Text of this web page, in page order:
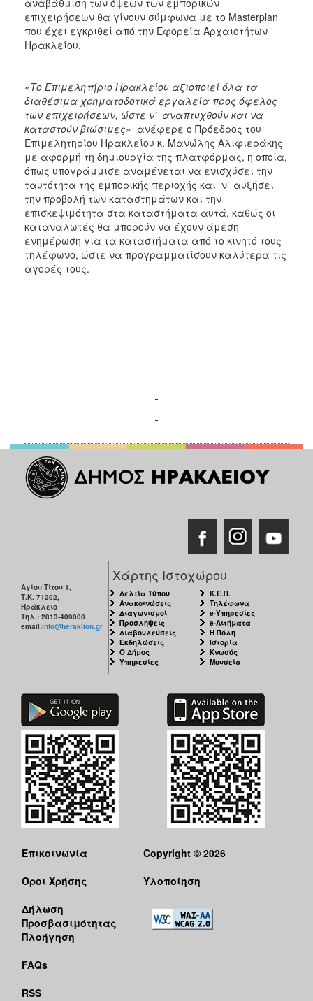
επιχειρήσεων θα γίνουν σύμφωνα με το Masterplan
που έχει εγκριθεί από την Εφορεία Αρχαιοτήτων
Ηρακλείου.
«Το Επιμελητήριο Ηρακλείου αξιοποιεί όλα τα
διαθέσιμα χρηματοδοτικά εργαλεία προς όφελος
των επιχειρήσεων, ώστε ν’ αναπτυχθούν και να
καταστούν βιώσιμες» ανέφερε ο Πρόεδρος του
Επιμελητηρίου Ηρακλείου κ. Μανώλης Αλιφιεράκης
με αφορμή τη δημιουργία της πλατφόρμας, η οποία,
όπως υπογράμμισε αναμένεται να ενισχύσει την
ταυτότητα της εμπορικής περιοχής και ν΄ αυξήσει
την προβολή των καταστημάτων και την
επισκεψιμότητα στα καταστήματα αυτά, καθώς οι
καταναλωτές θα μπορούν να έχουν άμεση
ενημέρωση για τα καταστήματα από το κινητό τους
τηλέφωνο, ώστε να προγραμματίσουν καλύτερα τις
αγορές τους.
Αγίου Τίτου 1,
Τ.Κ. 71202,
Ηράκλειο
Τηλ.: 2813-409000
email:info@heraklion.gr
Χάρτης Ιστοχώρου
Δελτία Τύπου
Ανακοινώσεις
Διαγωνισμοί
Προσλήψεις
Διαβουλεύσεις
Εκδηλώσεις
Ο Δήμος
Υπηρεσίες
Κ.Ε.Π.
Τηλέφωνα
e-Υπηρεσίες
e-Αιτήματα
Η Πόλη
Ιστορία
Κνωσός
Μουσεία
Επικοινωνία
Όροι Χρήσης
Δήλωση
Προσβασιμότητας
Πλοήγηση
FAQs
RSS
Copyright © 2026
Υλοποίηση